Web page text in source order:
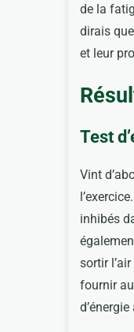
de la
dirais
et leur
Test
Vint
inhibés
sortir
fournir